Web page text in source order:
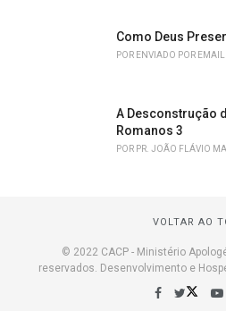
Como Deus
POR ENVIADO POR EMAIL
A Desconstrução
Romanos 3
POR PR. JOÃO FLÁVIO
VOLTAR AO
© 2022 CACP - Ministério
reservados. Desenvolvimento e